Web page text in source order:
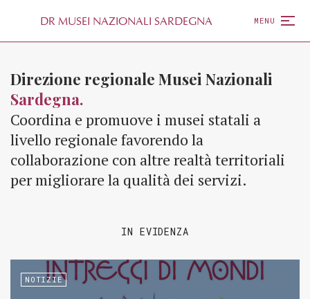
DR MUSEI NAZIONALI SARDEGNA MENU
Direzione regionale Musei Nazionali
Sardegna.
Coordina e promuove i musei statali a
livello regionale favorendo la
collaborazione con altre realtà territoriali
per migliorare la qualità dei servizi.
IN EVIDENZA
NOTIZIE